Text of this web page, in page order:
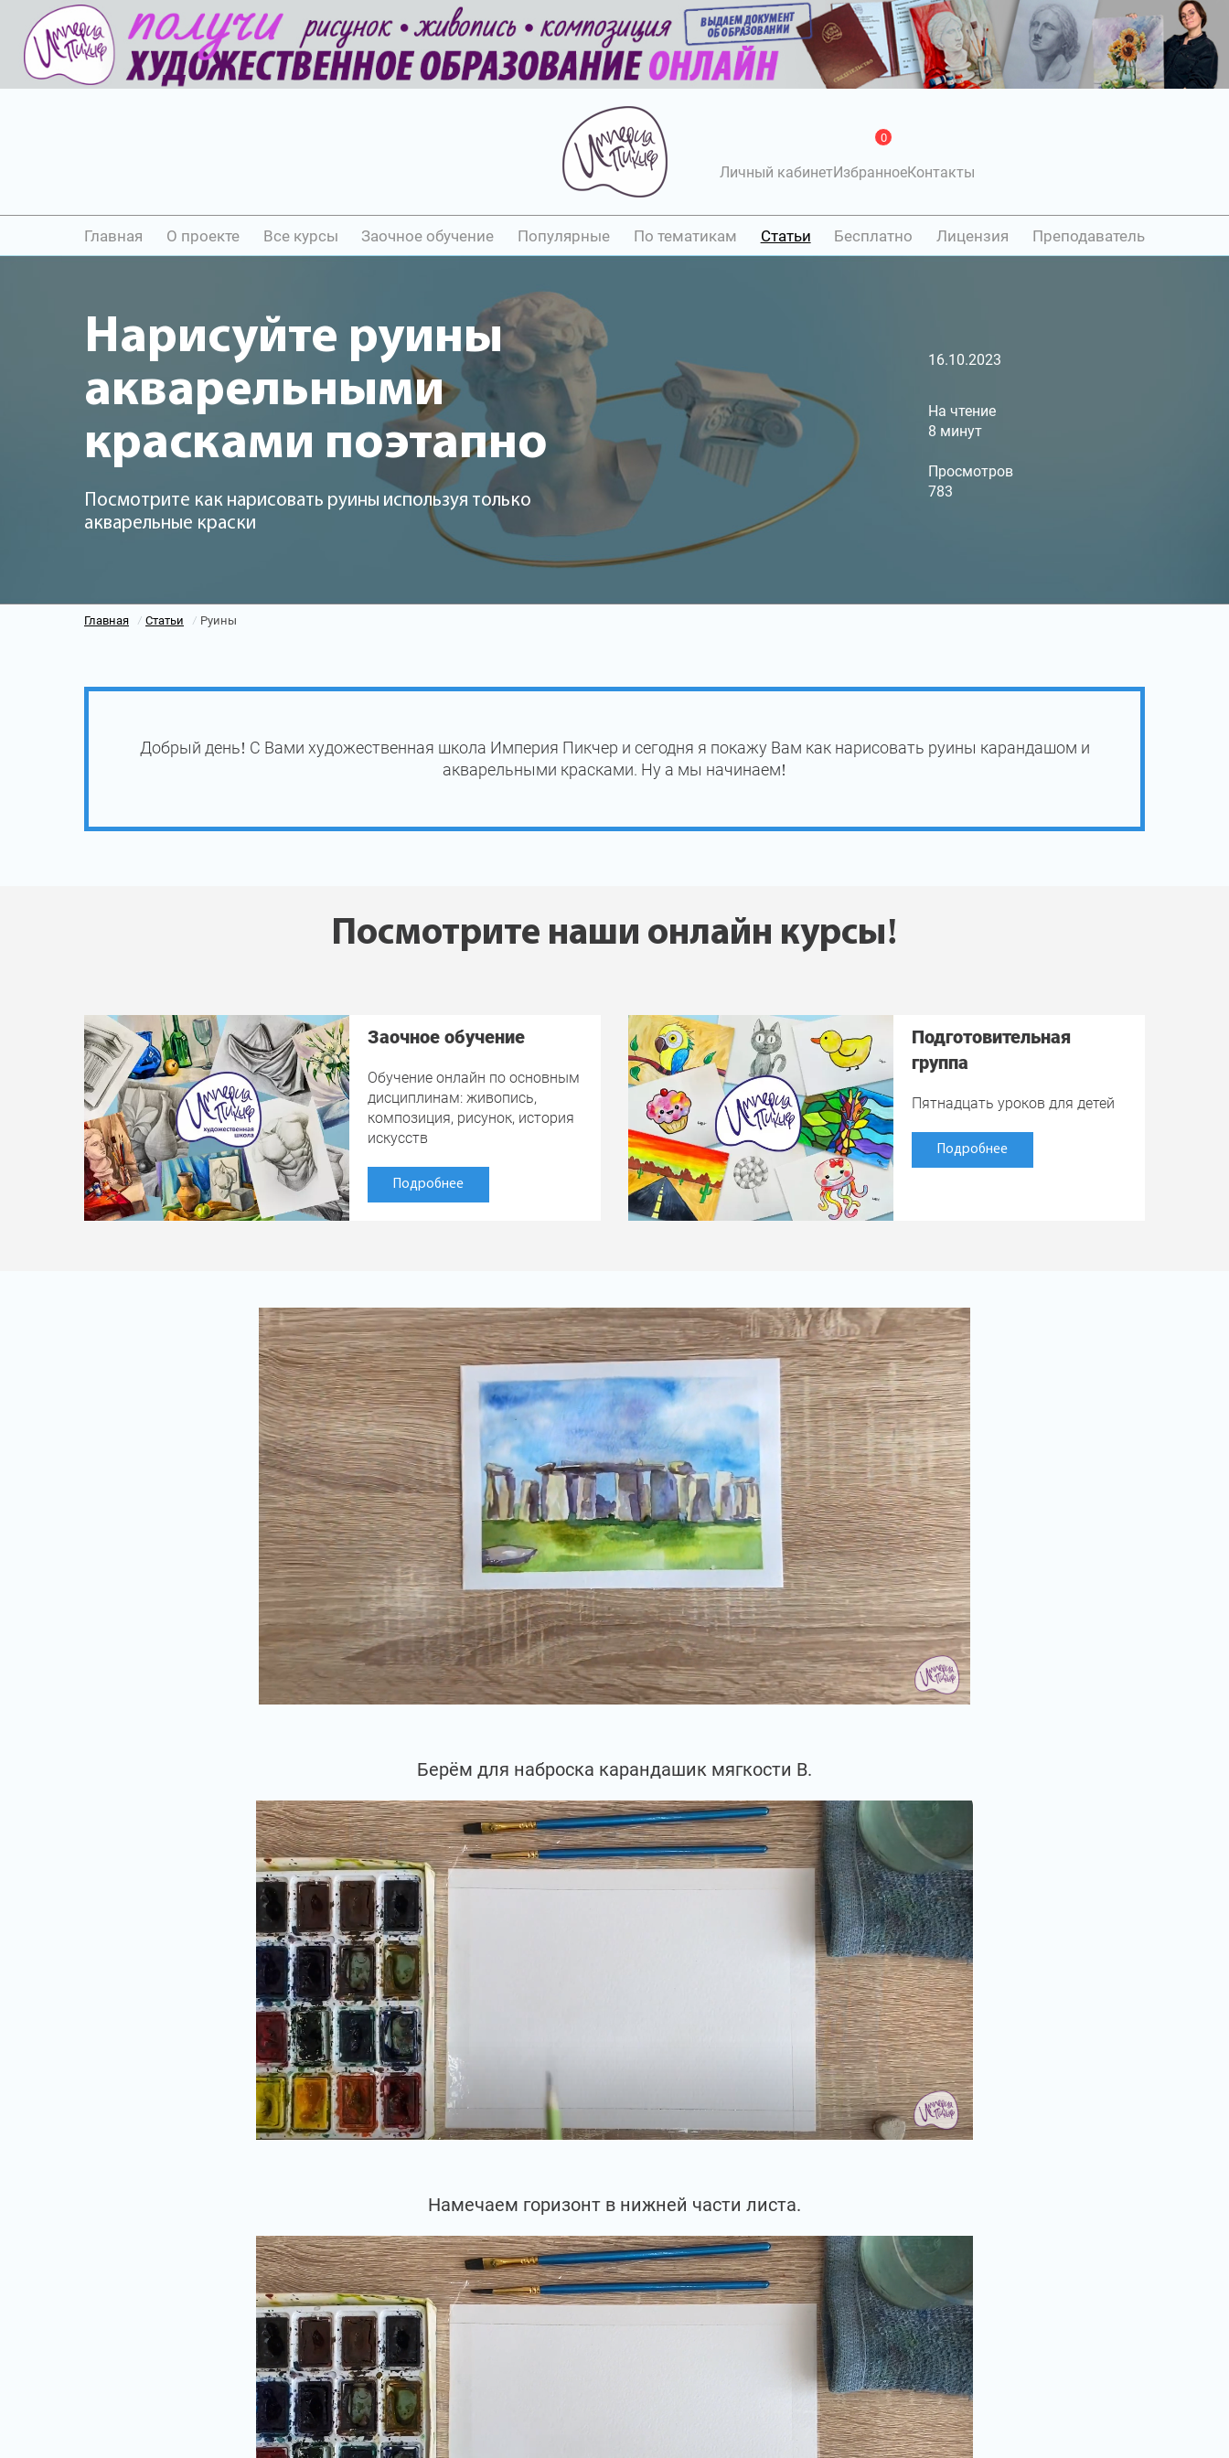
Личный кабинетИзбранное
0
Контакты
Главная О проекте Все курсы Заочное обучение Популярные По тематикам Статьи Бесплатно Лицензия Преподаватель
Нарисуйте руины
акварельными
красками поэтапно
Посмотрите как нарисовать руины используя только
акварельные краски
16.10.2023
На чтение
8 минут
Просмотров
783
Главная / Статьи / Руины
Добрый день! С Вами художественная школа Империя Пикчер и сегодня я покажу Вам как нарисовать руины карандашом и
акварельными красками. Ну а мы начинаем!
Посмотрите наши онлайн курсы!
Заочное обучение
Обучение онлайн по основным
дисциплинам: живопись,
композиция, рисунок, история
искусств
Подробнее
Подготовительная
группа
Пятнадцать уроков для детей
Подробнее
Берём для наброска карандашик мягкости В.
Намечаем горизонт в нижней части листа.